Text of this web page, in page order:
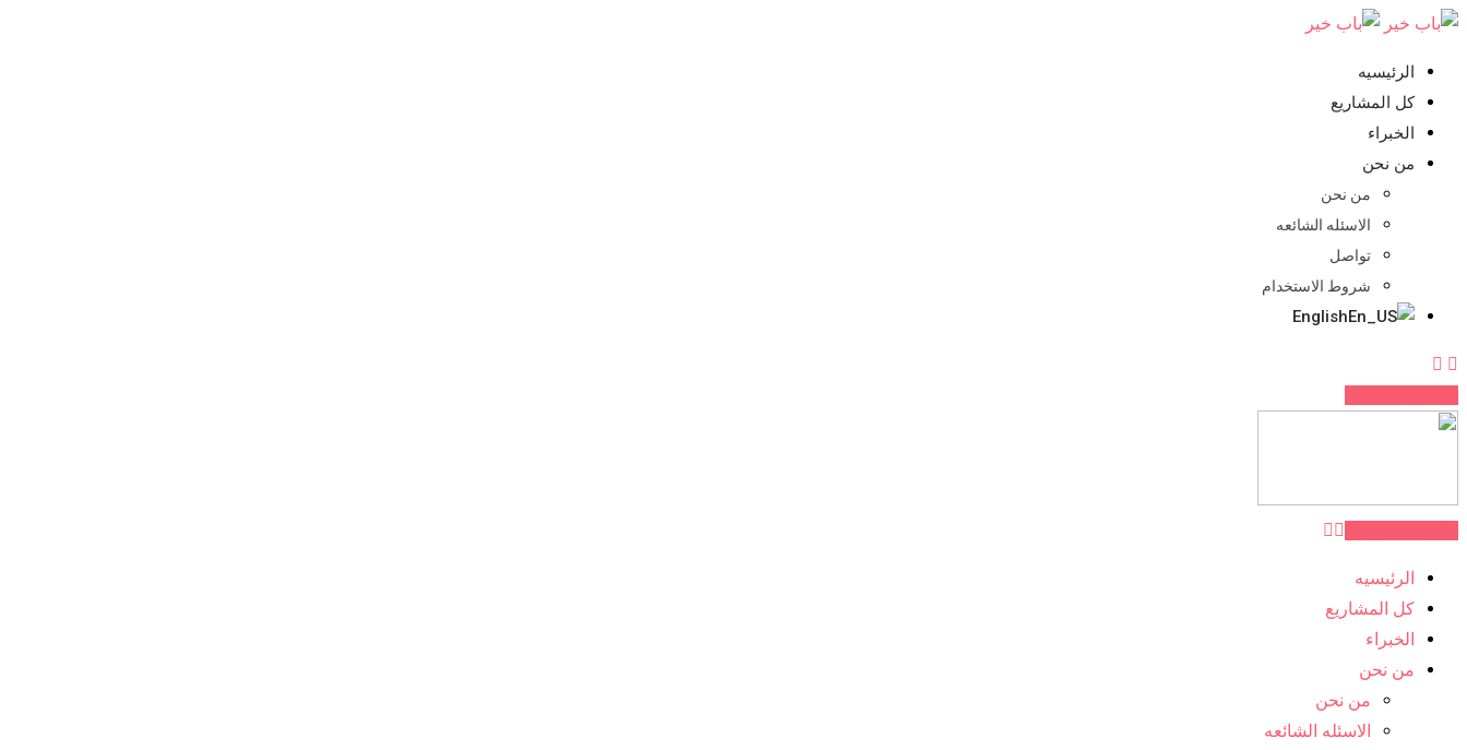
تخطي
الرئيسيه
كل المشاريع
الخبراء
من نحن
من نحن
الاسئله الشائعه
تواصل
شروط الاستخدام
English
الرئيسيه
كل المشاريع
الخبراء
من نحن
من نحن
الاسئله الشائعه